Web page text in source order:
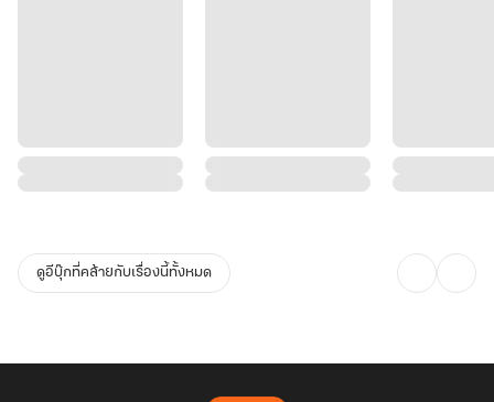
ดูอีบุ๊กที่คล้ายกับเรื่องนี้ทั้งหมด